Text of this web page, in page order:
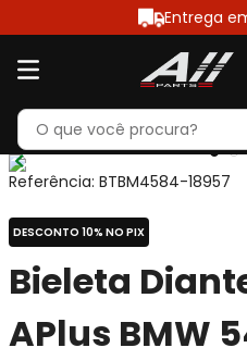
Entrega
Referência: BTBM4584-18957
DESCONTO 10% NO PIX
Bieleta
APlus BMW